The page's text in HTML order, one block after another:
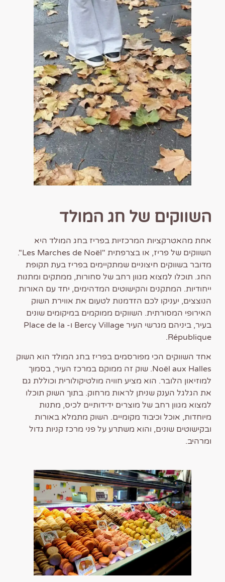
השווקים של חג המולד
אחת מהאטרקציות המרכזיות בפריז בחג המולד היא
השווקים של פריז, או בצרפתית "Les Marches de Noël".
מדובר בשווקים חיצוניים שמתקיימים בפריז בעת תקופת
החג. תוכלו למצוא מגוון רחב של סחורות, ממתקים ומתנות
ייחודיות. המתקנים והקישוטים המדהימים, יחד עם האורות
הנוצצים, יעניקו לכם הזדמנות לטעום את אווירת השוק
האירופי המסורתית. השווקים ממוקמים במיקומים שונים
בעיר, ביניהם מגרשי העיר Bercy Village ו- Place de la
République.
אחד השווקים הכי מפורסמים בפריז בחג המולד הוא השוק
Noël aux Halles. שוק זה ממוקם במרכז העיר, בסמוך
למוזיאון הלובר. הוא מציע חוויה מולטיקולורית וכוללת גם
את הגלגל הענק שניתן לראות מרחוק. בתוך השוק תוכלו
למצוא מגוון רחב של מוצרים ידידותיים לכיס, מתנות
מיוחדות, אוכל וכיבוד מקומיים. השוק מתמלא באורות
ובקישוטים שונים, והוא משתרע על פני מרכז קניות גדול
ומרהיב.